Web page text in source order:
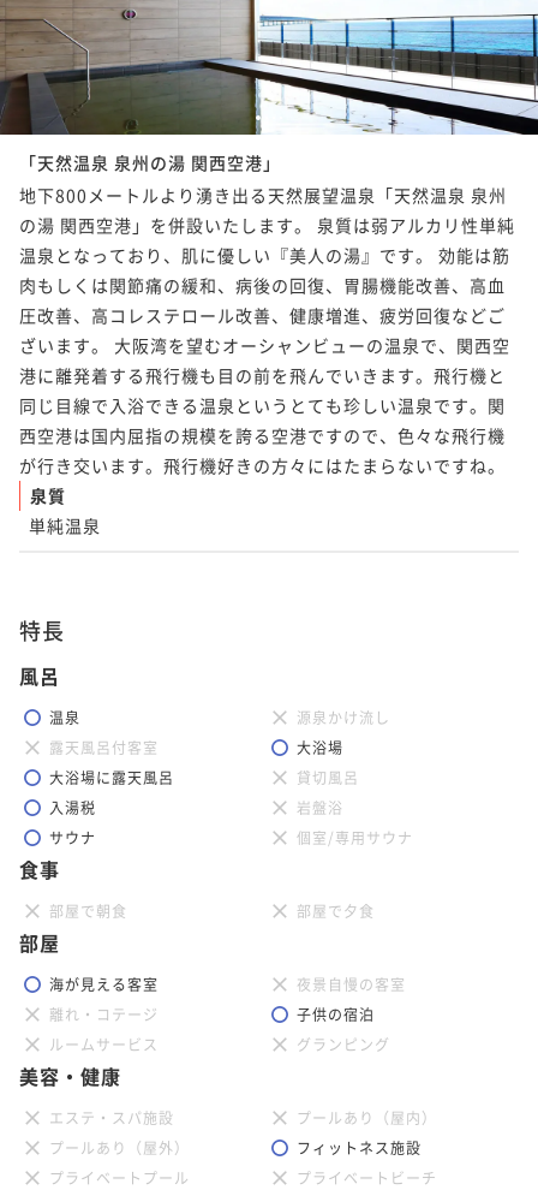
¥33,560~
2名 ¥ 31,210 ~
1
「天然温泉 泉州の湯 関西空港」
地下800メートルより湧き出る天然展望温泉「天然温泉 泉州
の湯 関西空港」を併設いたします。 泉質は弱アルカリ性単純
温泉となっており、肌に優しい『美人の湯』です。 効能は筋
肉もしくは関節痛の緩和、病後の回復、胃腸機能改善、高血
圧改善、高コレステロール改善、健康増進、疲労回復などご
ざいます。 大阪湾を望むオーシャンビューの温泉で、関西空
港に離発着する飛行機も目の前を飛んでいきます。飛行機と
同じ目線で入浴できる温泉というとても珍しい温泉です。関
西空港は国内屈指の規模を誇る空港ですので、色々な飛行機
が行き交います。飛行機好きの方々にはたまらないですね。
泉質
単純温泉
特長
風呂
温泉
源泉かけ流し
露天風呂付客室
大浴場
大浴場に露天風呂
貸切風呂
入湯税
岩盤浴
サウナ
個室/専用サウナ
食事
部屋で朝食 部屋で夕食
部屋
海が見える客室
夜景自慢の客室
離れ・コテージ
子供の宿泊
ルームサービス
グランピング
美容・健康
エステ・スパ施設
プールあり（屋内）
プールあり（屋外）
フィットネス施設
プライベートプール
プライベートビーチ